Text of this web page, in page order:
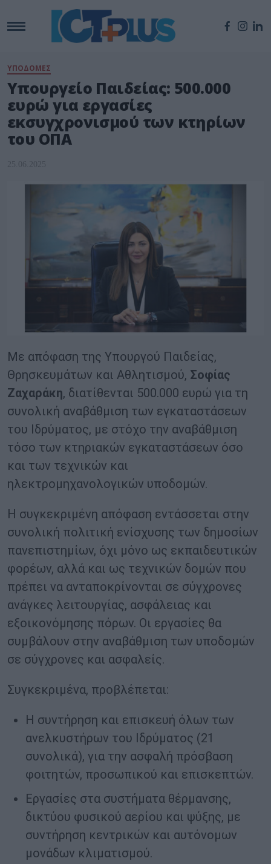
ΥΠΟΔΟΜΕΣ
Υπουργείο Παιδείας: 500.000
ευρώ για εργασίες
εκσυγχρονισμού των κτηρίων
του ΟΠΑ
25.06.2025
Με απόφαση της Υπουργού Παιδείας,
Θρησκευμάτων και Αθλητισμού, Σοφίας
Ζαχαράκη, διατίθενται 500.000 ευρώ για τη
συνολική αναβάθμιση των εγκαταστάσεων
του Ιδρύματος, με στόχο την αναβάθμιση
τόσο των κτηριακών εγκαταστάσεων όσο
και των τεχνικών και
ηλεκτρομηχανολογικών υποδομών.
Η συγκεκριμένη απόφαση εντάσσεται στην
συνολική πολιτική ενίσχυσης των δημοσίων
πανεπιστημίων, όχι μόνο ως εκπαιδευτικών
φορέων, αλλά και ως τεχνικών δομών που
πρέπει να ανταποκρίνονται σε σύγχρονες
ανάγκες λειτουργίας, ασφάλειας και
εξοικονόμησης πόρων. Οι εργασίες θα
συμβάλουν στην αναβάθμιση των υποδομών
σε σύγχρονες και ασφαλείς.
Συγκεκριμένα, προβλέπεται:
Η συντήρηση και επισκευή όλων των
ανελκυστήρων του Ιδρύματος (21
συνολικά), για την ασφαλή πρόσβαση
φοιτητών, προσωπικού και επισκεπτών.
Εργασίες στα συστήματα θέρμανσης,
δικτύου φυσικού αερίου και ψύξης, με
συντήρηση κεντρικών και αυτόνομων
μονάδων κλιματισμού.